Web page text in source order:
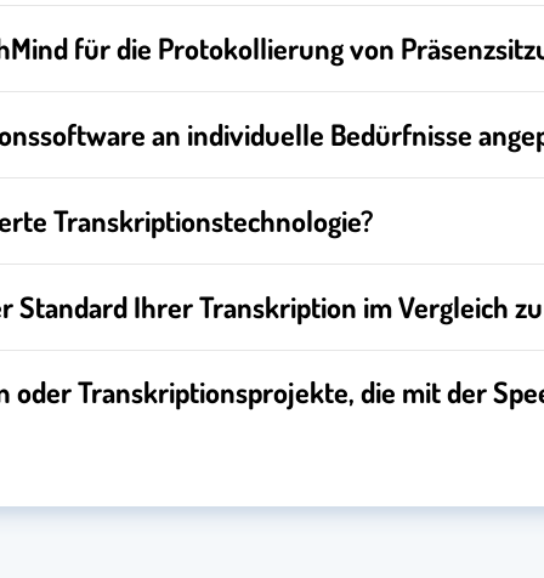
für die Protokollierung von
an individuelle Bedürfnisse
Transkriptionstechnologie?
Standard Ihrer Transkription im Vergleich
oder Transkriptionsprojekte, die mit der